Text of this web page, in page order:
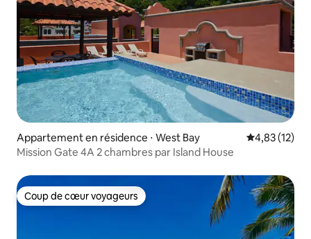
Appartement en résidence ⋅ West Bay Évaluation
4,83 (12)
Mission Gate 4A 2 chambres par Island House
Coup de cœur voyageurs
Coup de cœur voyageurs